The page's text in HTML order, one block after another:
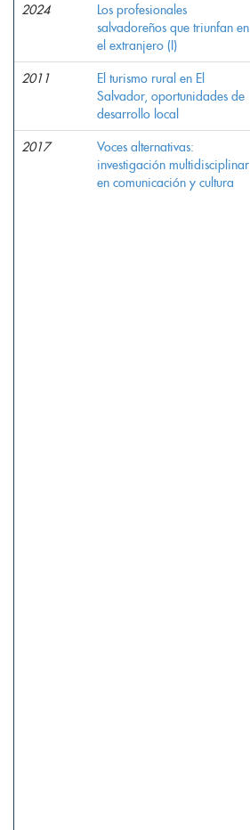
2024
Los profesionales
salvadoreños que triunfan en
el extranjero (I)
2011
El turismo rural en El
Salvador, oportunidades de
desarrollo local
2017
Voces alternativas:
investigación multidisciplinar
en comunicación y cultura